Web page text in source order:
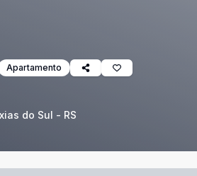
Apartamento
do Sul - RS